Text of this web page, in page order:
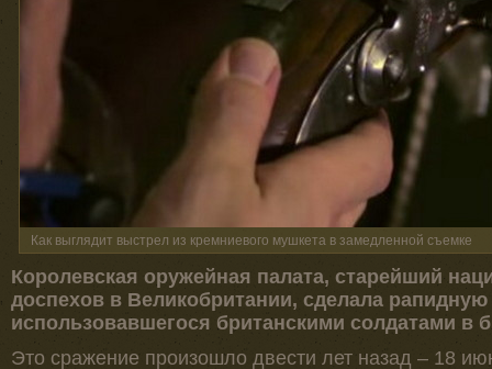
Как выглядит выстрел из кремниевого мушкета в замедленной съемке
Королевская оружейная палата, старейший
доспехов в Великобритании, сделала
использовавшегося британскими солдатами в
Это сражение произошло двести лет назад – 18